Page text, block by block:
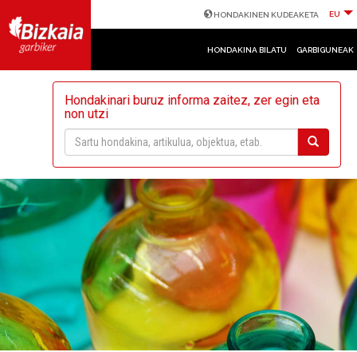
HONDAKINEN KUDEAKETA EU
HONDAKINA BILATU GARBIGUNEAK
Hondakinari buruz informa zaitez, zer egin eta
non utzi